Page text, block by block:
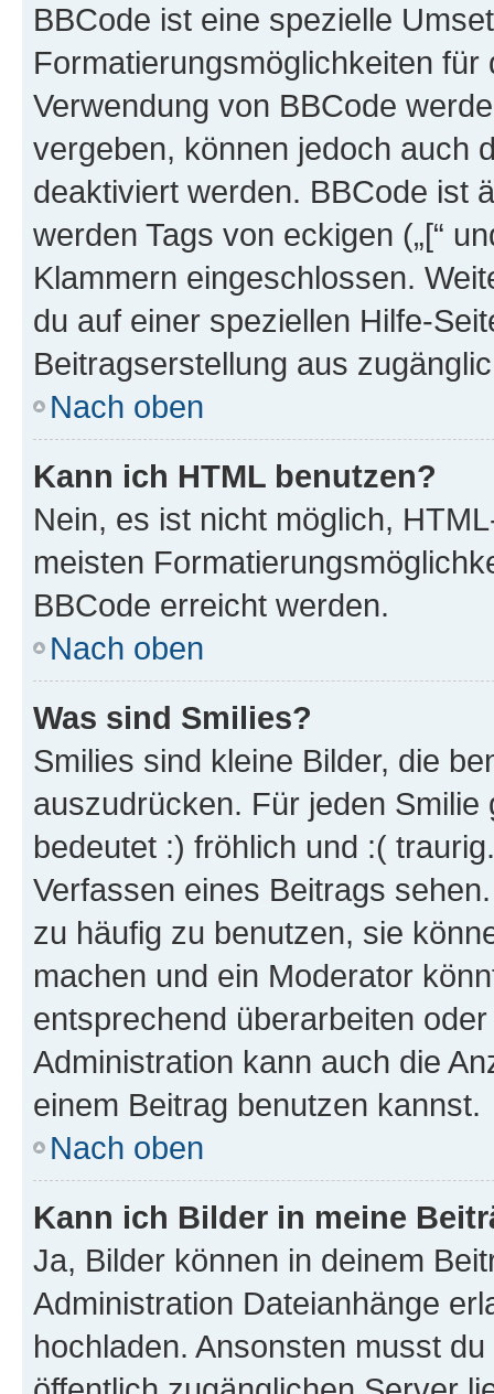
BBCode ist eine spezielle
Formatierungsmöglichkeiten
Verwendung von BBCode
vergeben, können jedoch auch
deaktiviert werden. BBCode ist
werden Tags von eckigen („[“
Klammern eingeschlossen.
du auf einer speziellen Hilfe-
Beitragserstellung aus
Nach oben
Kann ich HTML benutzen?
Nein, es ist nicht möglich,
meisten
BBCode erreicht werden.
Nach oben
Was sind Smilies?
Smilies sind kleine Bilder, die
auszudrücken. Für jeden
bedeutet :) fröhlich und :(
Verfassen eines Beitrags
zu häufig zu benutzen, sie
machen und ein Moderator
entsprechend überarbeiten
Administration kann auch die
einem Beitrag benutzen kannst.
Nach oben
Kann ich Bilder in meine
Ja, Bilder können in deinem
Administration Dateianhänge
hochladen. Ansonsten musst